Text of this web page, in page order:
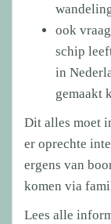
ook
schip
in
gemaakt
Dit alles moet
er oprechte
ergens van
komen via
Lees alle